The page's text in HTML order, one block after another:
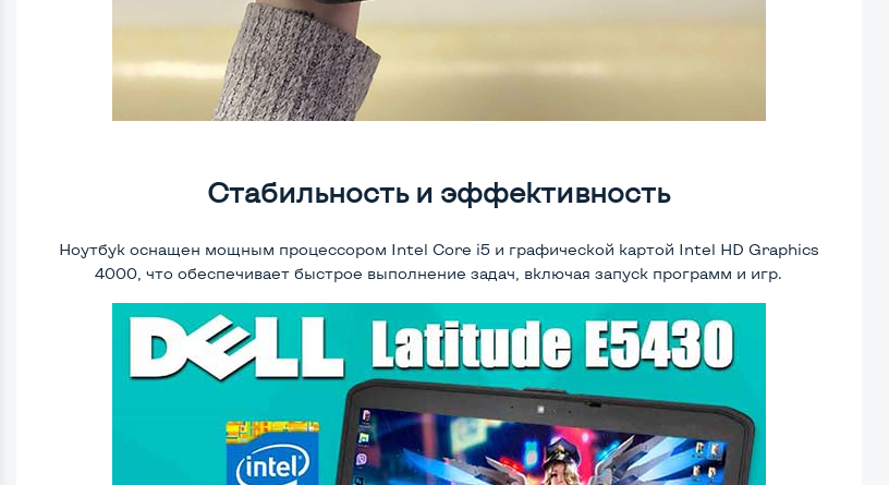
Стабильность и эффективность
Ноутбук оснащен мощным процессором Intel Core i5 и графической картой Intel HD Graphics
4000, что обеспечивает быстрое выполнение задач, включая запуск программ и игр.